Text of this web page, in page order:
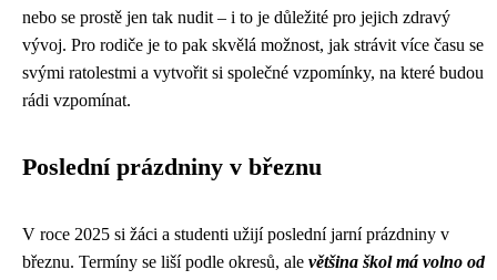
nebo se prostě jen tak nudit – i to je důležité pro jejich zdravý
vývoj. Pro rodiče je to pak skvělá možnost, jak strávit více času se
svými ratolestmi a vytvořit si společné vzpomínky, na které budou
rádi vzpomínat.
Poslední prázdniny v březnu
V roce 2025 si žáci a studenti užijí poslední jarní prázdniny v
březnu. Termíny se liší podle okresů, ale většina škol má volno od